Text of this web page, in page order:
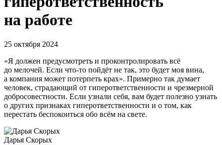
на работе
25 октября 2024
«Я должен предусмотреть и проконтролировать всё
до мелочей. Если что-то пойдёт не так, это будет моя вина,
а компания может потерпеть крах». Примерно так думает
человек, страдающий от гиперответственности и чрезмерной
добросовестности. Если узнали себя, вам будет полезно узнать
о других признаках гиперответственности и о том, как
перестать беспокоиться обо всём на свете.
Дарья Скорых